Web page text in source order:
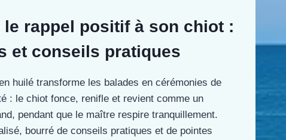
le rappel positif à son chiot :
et conseils pratiques
huilé transforme les balades en cérémonies de
: le chiot fonce, renifle et revient comme un
pendant que le maître respire tranquillement.
bourré de conseils pratiques et de pointes